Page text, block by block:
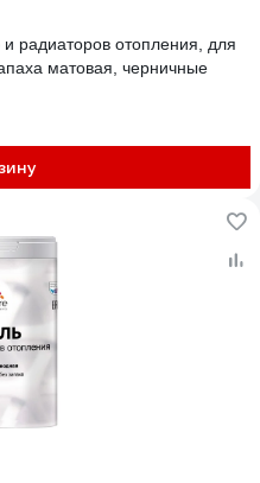
радиаторов отопления, для
матовая, черничные